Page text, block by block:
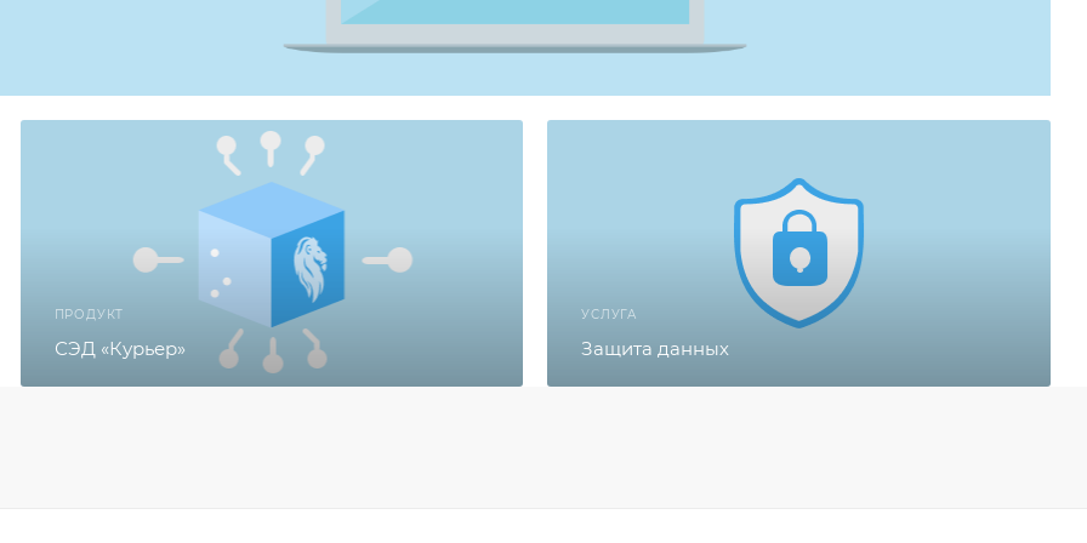
ПРОДУКТ
СЭД «Курьер»
УСЛУГА
Защита данных